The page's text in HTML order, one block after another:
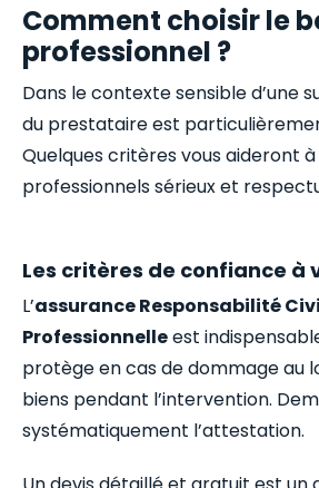
Comment choisir le
professionnel ?
Dans le contexte sensible d’une
du prestataire est
Quelques critères vous aideront
professionnels sérieux et
Les critères de confiance à
L’assurance Responsabilité
Professionnelleest
protège en cas de dommage au
biens pendant l’intervention.
systématiquement l’attestation.